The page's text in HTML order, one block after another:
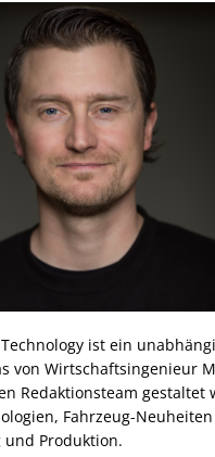
ist ein
von Wirtschaftsingenieur
Redaktionsteam gestaltet
Fahrzeug-
und Produktion.